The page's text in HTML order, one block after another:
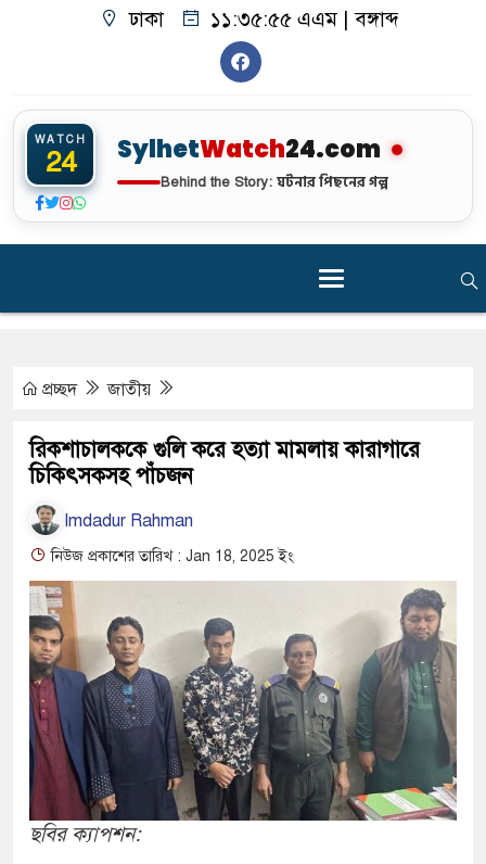
ঢাকা ১১:৩৫:৫৫ এএম |বঙ্গাব্দ
WATCH
24 SylhetWatch24.com
Behind the Story: ঘটনার পিছনের গল্প
প্রচ্ছদ জাতীয়
রিকশাচালককে গুলি করে হত্যা মামলায় কারাগারে
চিকিৎসকসহ পাঁচজন
Imdadur Rahman
নিউজ প্রকাশের তারিখ : Jan 18, 2025 ইং
ছবির ক্যাপশন: